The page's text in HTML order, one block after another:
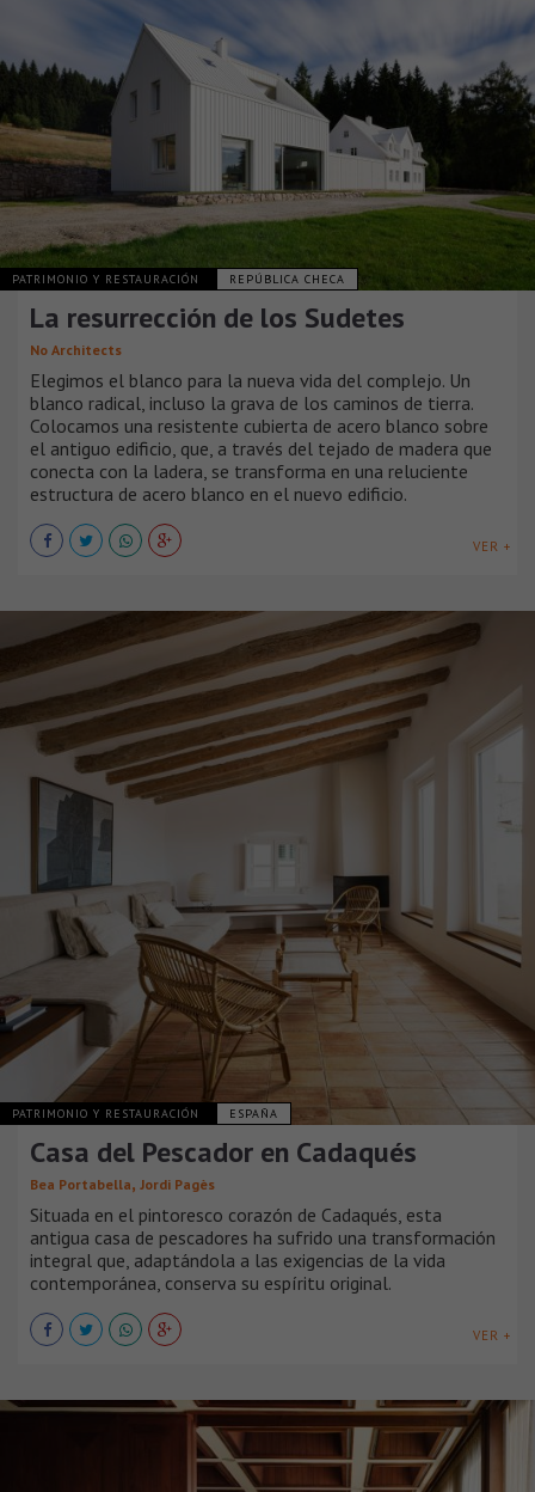
PATRIMONIO Y RESTAURACIÓN REPÚBLICA CHECA
La resurrección de los Sudetes
No Architects
Elegimos el blanco para la nueva vida del complejo. Un
blanco radical, incluso la grava de los caminos de tierra.
Colocamos una resistente cubierta de acero blanco sobre
el antiguo edificio, que, a través del tejado de madera que
conecta con la ladera, se transforma en una reluciente
estructura de acero blanco en el nuevo edificio.
VER +
PATRIMONIO Y RESTAURACIÓN ESPAÑA
Casa del Pescador en Cadaqués
Bea Portabella, Jordi Pagès
Situada en el pintoresco corazón de Cadaqués, esta
antigua casa de pescadores ha sufrido una transformación
integral que, adaptándola a las exigencias de la vida
contemporánea, conserva su espíritu original.
VER +